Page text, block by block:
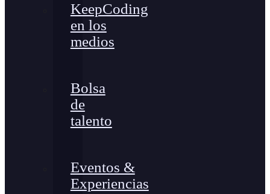
KeepCoding
en los
medios
Bolsa
de
talento
Eventos &
Experiencias